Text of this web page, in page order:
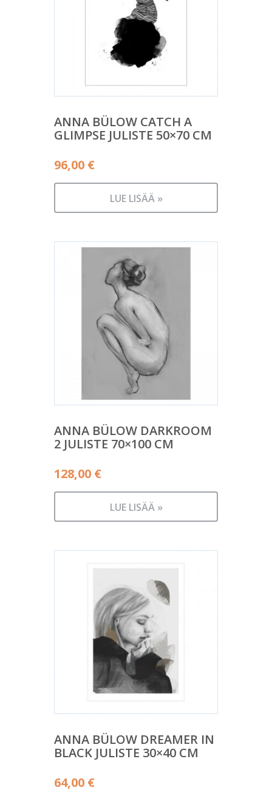
ANNA BÜLOW CATCH A
GLIMPSE JULISTE 50×70 CM
96,00 €
LUE LISÄÄ »
ANNA BÜLOW DARKROOM
2 JULISTE 70×100 CM
128,00 €
LUE LISÄÄ »
ANNA BÜLOW DREAMER IN
BLACK JULISTE 30×40 CM
64,00 €